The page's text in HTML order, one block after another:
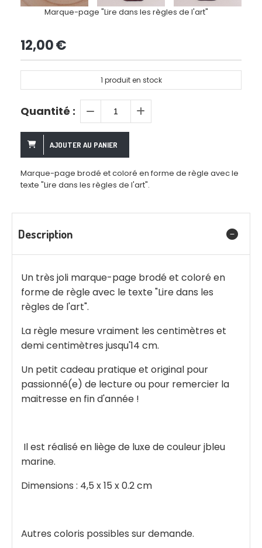
Marque-page "Lire dans les règles de l'art"
12,00€
1 produit en stock
Quantité :
AJOUTER AU PANIER
Marque-page brodé et coloré en forme de règle avec le
texte "Lire dans les règles de l'art".
Description
Un très joli marque-page brodé et coloré en
forme de règle avec le texte "Lire dans les
règles de l'art".
La règle mesure vraiment les centimètres et
demi centimètres jusqu'14 cm.
Un petit cadeau pratique et original pour
passionné(e) de lecture ou pour remercier la
maitresse en fin d'année !
Il est réalisé en liège de luxe de couleur jbleu
marine.
Dimensions : 4,5 x 15 x 0.2 cm
Autres coloris possibles sur demande.